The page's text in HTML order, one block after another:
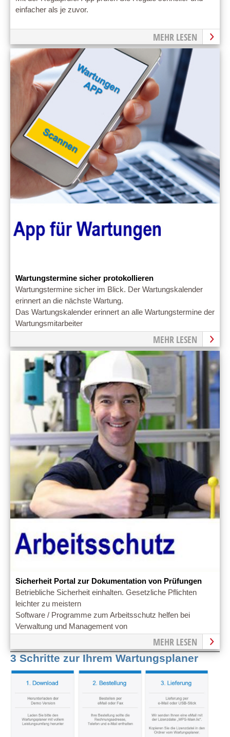
einfacher als je zuvor.
MEHR LESEN
Wartungstermine sicher protokollieren
Wartungstermine sicher im Blick. Der Wartungskalender
erinnert an die nächste Wartung.
Das Wartungskalender erinnert an alle Wartungstermine der
Wartungsmitarbeiter
MEHR LESEN
Sicherheit Portal zur Dokumentation von Prüfungen
Betriebliche Sicherheit einhalten. Gesetzliche Pflichten
leichter zu meistern
Software / Programme zum Arbeitsschutz helfen bei
Verwaltung und Management von
MEHR LESEN
3 Schritte zur Ihrem Wartungsplaner